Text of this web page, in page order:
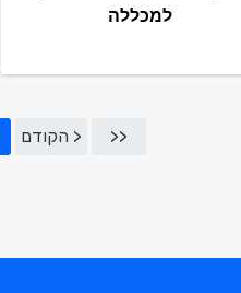
למכללה
<< < הקודם